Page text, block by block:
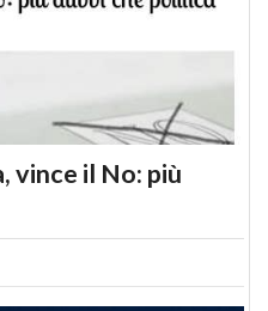
vince il No: più